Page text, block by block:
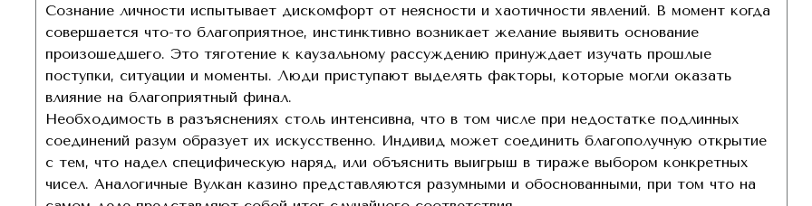
Сознание личности испытывает дискомфорт от неясности и хаотичности явлений. В момент когда
совершается что-то благоприятное, инстинктивно возникает желание выявить основание
произошедшего. Это тяготение к каузальному рассуждению принуждает изучать прошлые
поступки, ситуации и моменты. Люди приступают выделять факторы, которые могли оказать
влияние на благоприятный финал.
Необходимость в разъяснениях столь интенсивна, что в том числе при недостатке подлинных
соединений разум образует их искусственно. Индивид может соединить благополучную открытие
с тем, что надел специфическую наряд, или объяснить выигрыш в тираже выбором конкретных
чисел. Аналогичные Вулкан казино представляются разумными и обоснованными, при том что на